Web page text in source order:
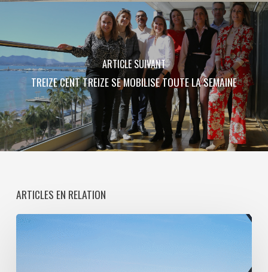
ARTICLE SUIVANT
TREIZE CENT TREIZE SE MOBILISE TOUTE LA SEMAINE
ARTICLES EN RELATION
Paris
La
Défense